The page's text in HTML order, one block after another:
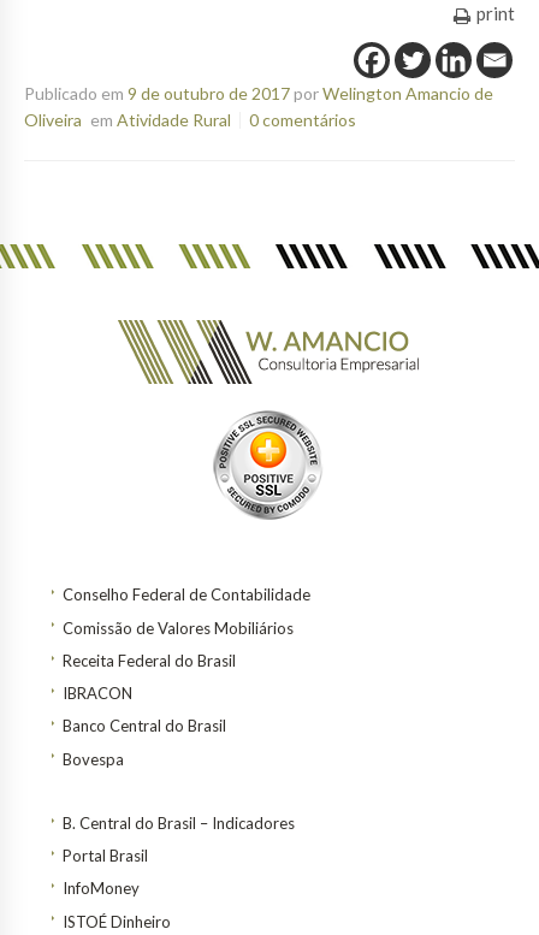
print
Publicado em 9 de outubro de 2017porWelington Amancio de
Oliveira em Atividade Rural 0 comentários
Conselho Federal de Contabilidade
Comissão de Valores Mobiliários
Receita Federal do Brasil
IBRACON
Banco Central do Brasil
Bovespa
B. Central do Brasil – Indicadores
Portal Brasil
InfoMoney
ISTOÉ Dinheiro